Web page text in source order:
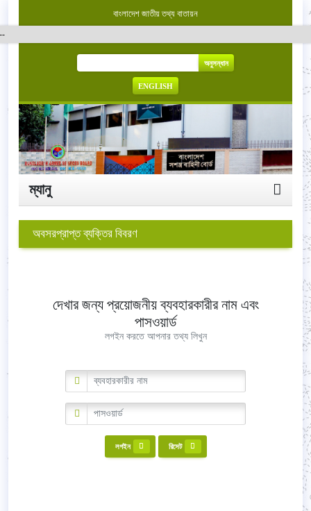
বাংলাদেশ জাতীয় তথ্য বাতায়ন
অনুসন্ধান
ENGLISH
ম্যানু
অবসরপ্রাপ্ত ব্যক্তির বিবরণ
দেখার জন্য প্রয়োজনীয় ব্যবহারকারীর নাম এবং
পাসওয়ার্ড
লগইন করতে আপনার তথ্য লিখুন
লগইন রিসেট